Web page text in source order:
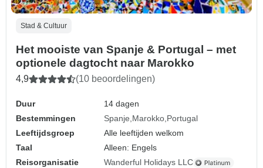
Stad & Cultuur
Het mooiste van Spanje & Portugal – met
optionele dagtocht naar Marokko
4,9 (10 beoordelingen)
Duur
14 dagen
Bestemmingen
Spanje Marokko Portugal
Leeftijdsgroep
Alle leeftijden welkom
Taal
Alleen: Engels
Reisorganisatie
Wanderful Holidays LLC